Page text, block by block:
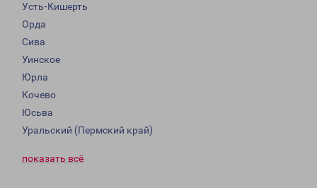
Усть-Кишерть
Орда
Сива
Уинское
Юрла
Кочево
Юсьва
Уральский (Пермский край)
показать всё